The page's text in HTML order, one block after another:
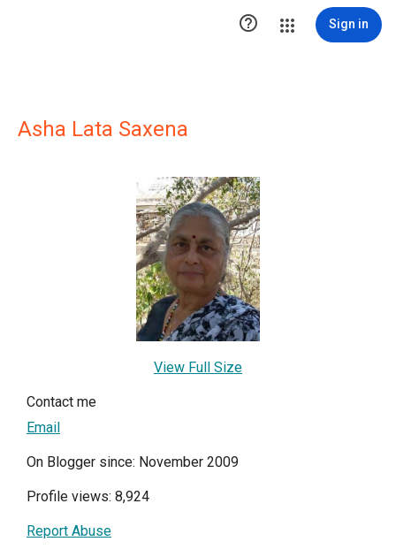
 Sign in
Asha Lata Saxena
View Full Size
Contact me
Email
On Blogger since: November 2009
Profile views: 8,924
Report Abuse